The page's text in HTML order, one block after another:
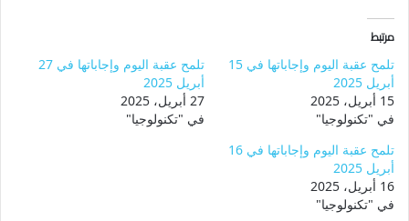
مرتبط
تلمح عقبة اليوم وإجاباتها في 15
أبريل 2025
15 أبريل، 2025
في "تكنولوجيا"
تلمح عقبة اليوم وإجاباتها في 27
أبريل 2025
27 أبريل، 2025
في "تكنولوجيا"
تلمح عقبة اليوم وإجاباتها في 16
أبريل 2025
16 أبريل، 2025
في "تكنولوجيا"